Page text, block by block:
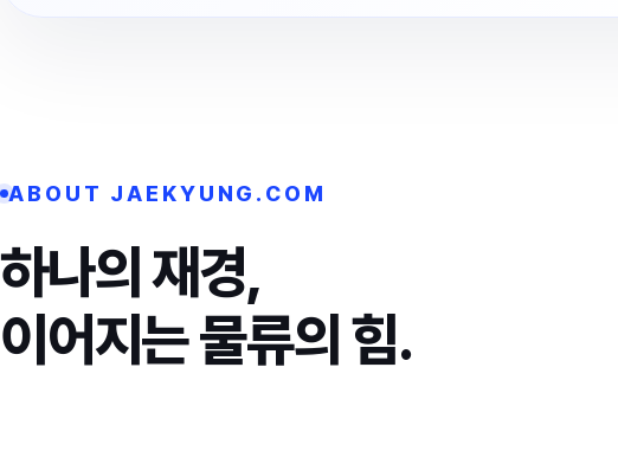
ABOUT JAEKYUNG.COM
하나의 재경,
이어지는 물류의 힘.